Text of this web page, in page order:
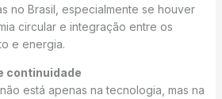
no Brasil, especialmente se houver
circular e integração entre os
e energia.
continuidade
está apenas na tecnologia, mas na